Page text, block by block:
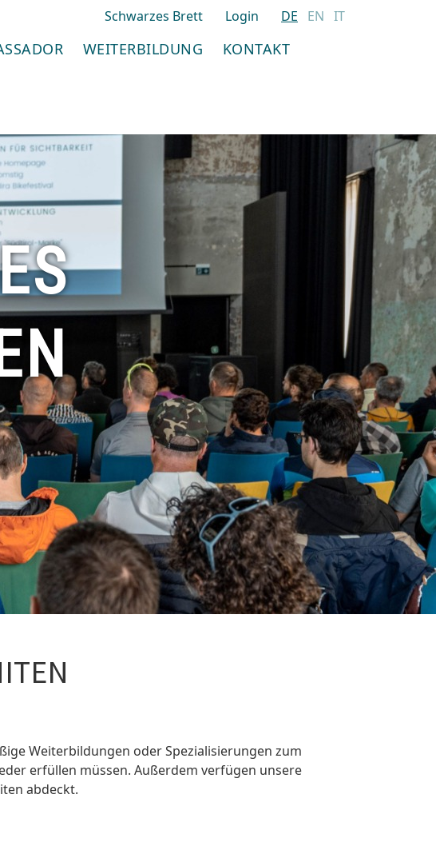
Schwarzes Brett Login DE EN IT
WEITERBILDUNG
KONTAKT
Weiterbildungen oder Spezialisierungen zum
erfüllen müssen. Außerdem verfügen unsere
abdeckt.